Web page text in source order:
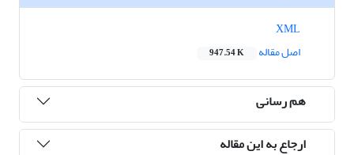
اصل مقاله
947.54 K
هم رسانی
ارجاع به این مقاله